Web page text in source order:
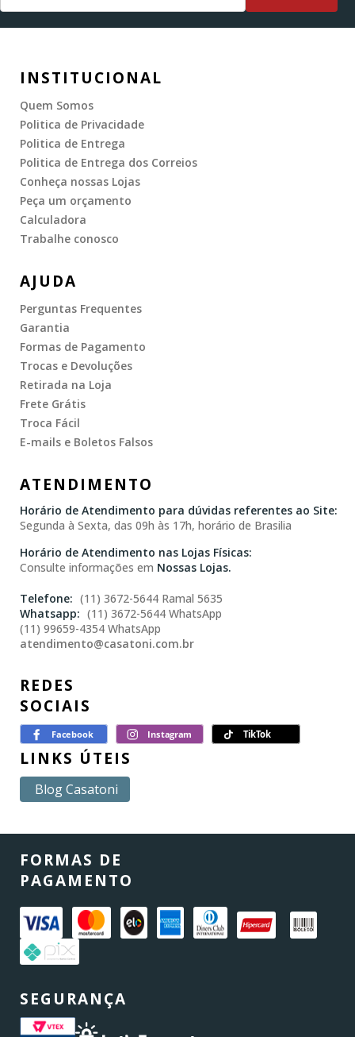
INSTITUCIONAL
Quem Somos
Politica de Privacidade
Politica de Entrega
Politica de Entrega dos Correios
Conheça nossas Lojas
Peça um orçamento
Calculadora
Trabalhe conosco
AJUDA
Perguntas Frequentes
Garantia
Formas de Pagamento
Trocas e Devoluções
Retirada na Loja
Frete Grátis
Troca Fácil
E-mails e Boletos Falsos
ATENDIMENTO
Horário de Atendimento para dúvidas referentes ao Site:
Segunda à Sexta, das 09h às 17h, horário de Brasilia
Horário de Atendimento nas Lojas Físicas:
Consulte informações em Nossas Lojas.
(11) 3672-5644 Ramal 5635
(11) 3672-5644 WhatsApp
(11) 99659-4354 WhatsApp
atendimento@casatoni.com.br
REDES
SOCIAIS
LINKS ÚTEIS
Blog Casatoni
FORMAS DE
PAGAMENTO
SEGURANÇA